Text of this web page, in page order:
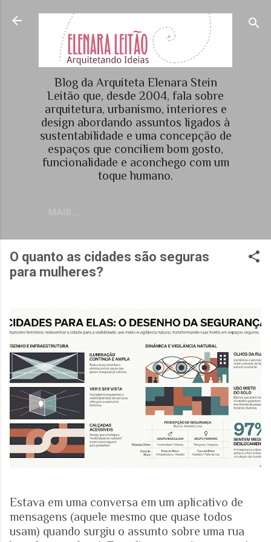
Pular para o conteúdo principal
Blog da Arquiteta Elenara Stein
Leitão que, desde 2004, fala sobre
arquitetura, urbanismo, interiores e
design abordando assuntos ligados à
sustentabilidade e uma concepção de
espaços que conciliem bom gosto,
funcionalidade e aconchego com um
toque humano.
O quanto as cidades são seguras
para mulheres?
Estava em uma conversa em um aplicativo de
mensagens (aquele mesmo que quase todos
usam) quando surgiu o assunto sobre uma rua